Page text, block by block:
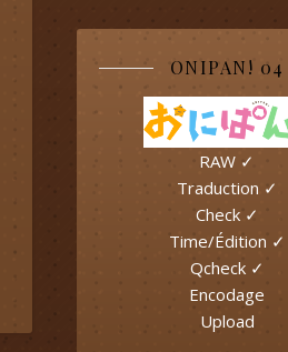
ONIPAN! 04
RAW ✓
Traduction ✓
Check ✓
Time/Édition ✓
Qcheck ✓
Encodage
Upload